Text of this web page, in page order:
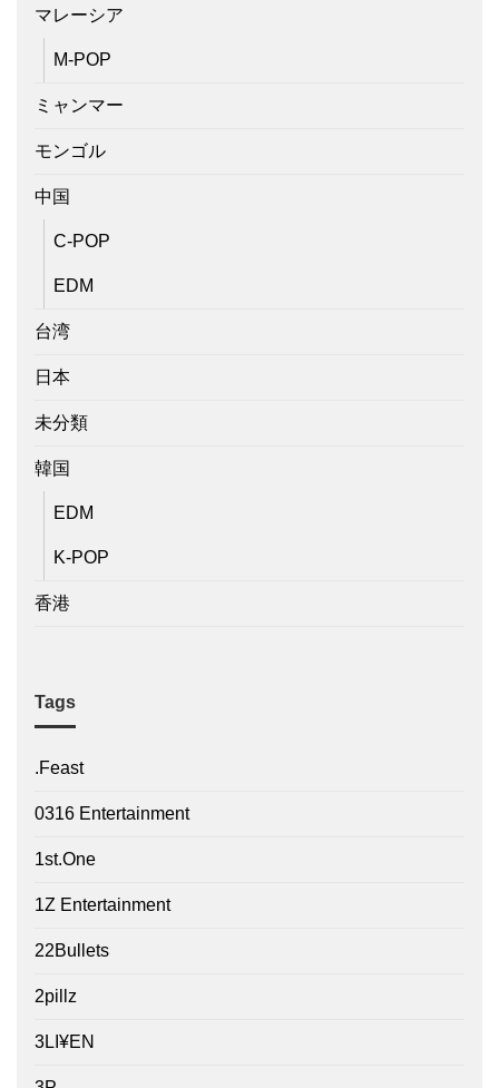
マレーシア
M-POP
ミャンマー
モンゴル
中国
C-POP
EDM
台湾
日本
未分類
韓国
EDM
K-POP
香港
Tags
.Feast
0316 Entertainment
1st.One
1Z Entertainment
22Bullets
2pillz
3LI¥EN